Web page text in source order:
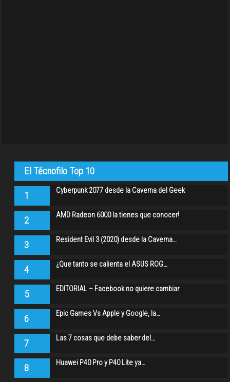
El Técnofilo Top 10
1 Cyberpunk 2077 desde la Caverna del Geek
2 AMD Radeon 6000 la tienes que conocer!
3 Resident Evil 3 (2020) desde la Caverna…
4 ¿Que tanto se calienta el ASUS ROG…
5 EDITORIAL – Facebook no quiere cambiar
6 Epic Games Vs Apple y Google, la…
7 Las 7 cosas que debe saber del…
8 Huawei P40 Pro y P40 Lite ya…